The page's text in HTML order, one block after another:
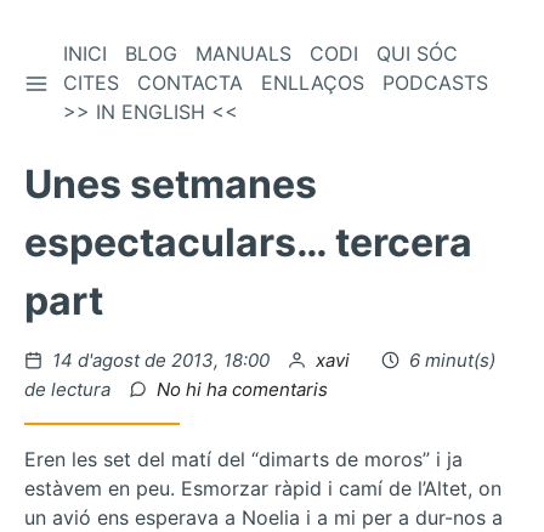
contingut
BARRA LATERAL
INICI BLOG MANUALS CODI
QUI SÓC
CITES
CONTACTA ENLLAÇOS
PODCASTS
>> IN ENGLISH <<
Unes setmanes
espectaculars… tercera
part
Publicat
el
14 d'agost de 2013, 18:00 per
xavi
6 minut(s)
de lectura
No hi ha comentaris
espectaculars…
tercera
part
Eren les set del matí del “dimarts de moros” i ja
estàvem en peu. Esmorzar ràpid i camí de l’Altet, on
un avió ens esperava a Noelia i a mi per a dur-nos a